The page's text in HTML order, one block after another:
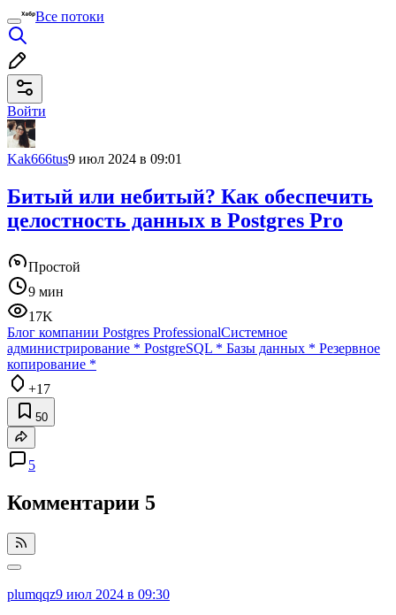
Все потоки
Войти
Kak666tus9 июл 2024 в 09:01
Битый или небитый? Как обеспечить
целостность данных в Postgres Pro
Простой
9 мин
17K
Блог компании Postgres ProfessionalСистемное
администрирование * PostgreSQL * Базы данных * Резервное
копирование *
+17
50
5
Комментарии 5
plumqqz9 июл 2024 в 09:30